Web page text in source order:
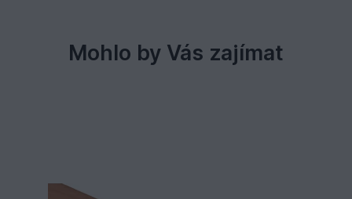
Mohlo by Vás zajímat